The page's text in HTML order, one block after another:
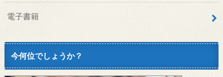
電子書籍
今何位でしょうか？